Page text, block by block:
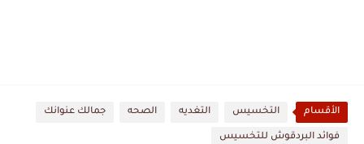
الأقسام التخسيس التغديه الصحه جمالك عنوانك
فوائد البردقوش للتخسيس